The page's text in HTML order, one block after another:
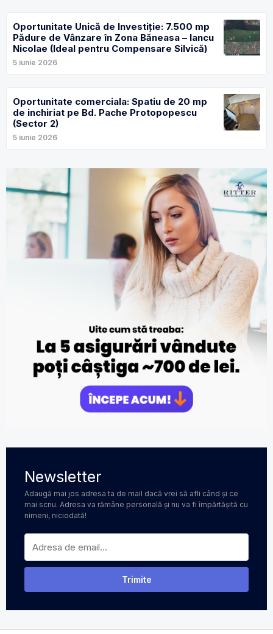
Oportunitate Unică de Investiție: 7.500 mp
Pădure de Vânzare în Zona Băneasa – Iancu
Nicolae (Ideal pentru Compensare Silvică)
5 iunie 2026
Oportunitate comerciala: Spatiu de 20 mp
de inchiriat pe Bd. Pache Protopopescu
(Sector 2)
5 iunie 2026
Newsletter
Adaugă mai jos adresa ta de mail dacă vrei să afli când și ce
mai scriu. Adresa va rămâne personală și nu va fi împărtășită cu
nimeni, niciodată!